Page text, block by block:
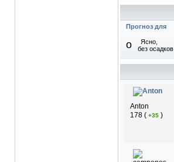
Прогноз для
o
Ясно,
без осадков
Anton
178( +35 )